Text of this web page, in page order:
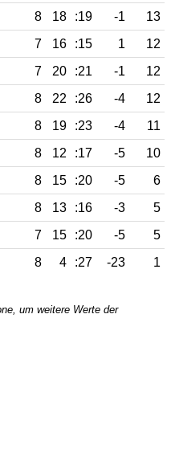
8 18 :19 -1
13
7 16 :15 1
12
7 20 :21 -1
12
8 22 :26 -4
12
8 19 :23 -4
11
8 12 :17 -5
10
8 15 :20 -5
6
8 13 :16 -3
5
7 15 :20 -5
5
8 4 :27 -23 1